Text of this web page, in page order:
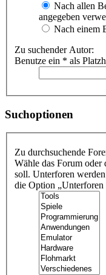
Nach allen
angegeben
Nach einem
Zu suchender Autor:
Benutze ein * als
Suchoptionen
Zu durchsuchende
Wähle das Forum oder
soll. Unterforen
die Option „Unterforen